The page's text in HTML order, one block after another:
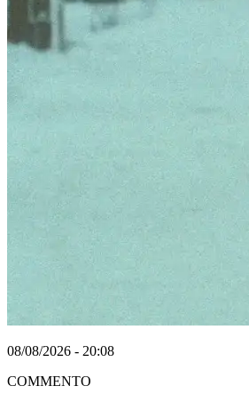
08/08/2026 - 20:08
COMMENTO